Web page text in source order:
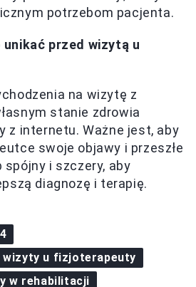
potrzebom pacjenta.
przed wizytą u
na wizytę z
stanie zdrowia
z internetu. Ważne jest, aby
swoje objawy i przeszłe
i szczery, aby
diagnozę i terapię.
wizyty u fizjoterapeuty
w rehabilitacji